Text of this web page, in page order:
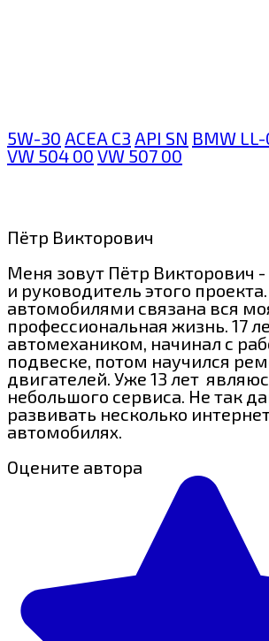
5W-30 ACEA C3 API SN BMW
VW 504 00 VW 507 00
Пётр Викторович
Меня зовут Пётр Викторович -
и руководитель этого
автомобилями связана вся
профессиональная жизнь. 17
автомехаником, начинал с
подвеске, потом научился
двигателей. Уже 13 лет
небольшого сервиса. Не так
развивать несколько
автомобилях.
Оцените автора